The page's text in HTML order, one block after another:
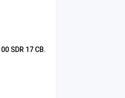
SDR 17 СВ.